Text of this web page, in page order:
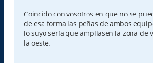
Coincido con vosotros en que no se
de esa forma las peñas de ambos
lo suyo sería que ampliasen la zona de
la oeste.